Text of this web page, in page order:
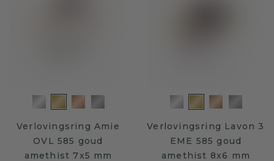
Verlovingsring Amie
OVL 585 goud
amethist 7x5 mm
Verlovingsring Lavon 3
EME 585 goud
amethist 8x6 mm